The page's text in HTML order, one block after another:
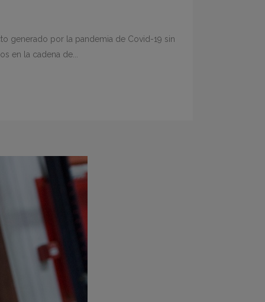
generado por la pandemia de Covid-19 sin
en la cadena de...